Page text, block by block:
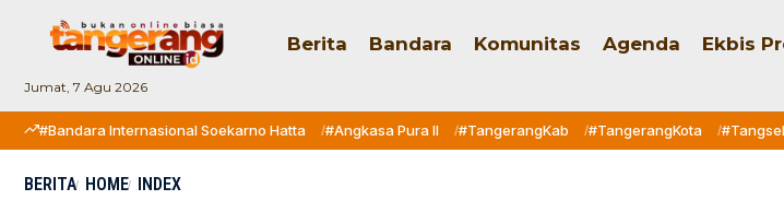
Jumat, 7 Agu 2026
Berita Bandara Komunitas Agenda Ekbis
#Bandara Internasional Soekarno Hatta #Angkasa Pura II #TangerangKab #TangerangKota #Tangsel
BERITA HOME INDEX